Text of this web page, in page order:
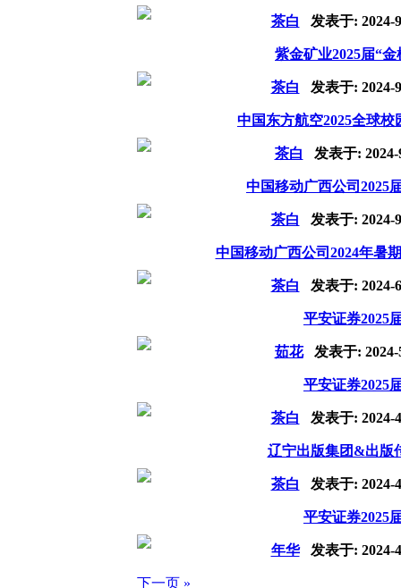
茶白 发表于: 2024-
紫金矿业2025届“
茶白 发表于: 2024-
中国东方航空2025全球
茶白 发表于: 2024-
中国移动广西公司2025
茶白 发表于: 2024-
中国移动广西公司2024年暑
茶白 发表于: 2024-
平安证券2025
茹花发表于: 2024-
平安证券2025
茶白 发表于: 2024-
辽宁出版集团&出版
茶白 发表于: 2024-
平安证券2025
年华发表于: 2024-
下一页 »